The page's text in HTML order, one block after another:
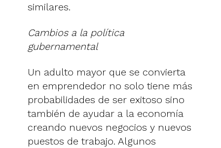
similares.
Cambios a la política
gubernamental
Un adulto mayor que se convierta
en emprendedor no solo tiene más
probabilidades de ser exitoso sino
también de ayudar a la economía
creando nuevos negocios y nuevos
puestos de trabajo. Algunos